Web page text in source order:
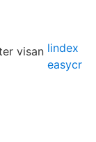
lindex
easycr